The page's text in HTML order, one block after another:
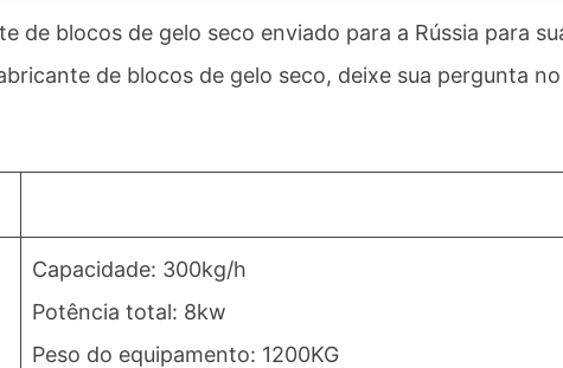
de blocos de gelo seco enviado para a Rússia para
de blocos de gelo seco, deixe sua pergunta no
Capacidade: 300kg/h
Potência total: 8kw
Peso do equipamento: 1200KG